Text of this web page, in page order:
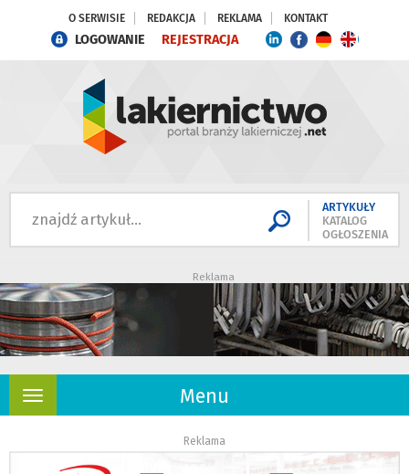
O SERWISIE REDAKCJA REKLAMA KONTAKT
LOGOWANIE REJESTRACJA
ARTYKUŁY
KATALOG
OGŁOSZENIA
Reklama
Menu
Rozwiń
Reklama